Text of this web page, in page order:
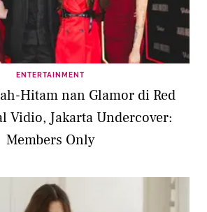
ENTERTAINMENT
Hitam nan Glamor di Red
Vidio, Jakarta Undercover:
Members Only